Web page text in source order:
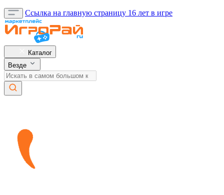
Ссылка на главную страницу 16 лет в игре
Каталог
Везде